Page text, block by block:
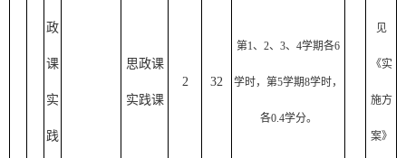
政
课
实
践
思政课
实践课
2 32
第1、2、3、4学期各6
学时，第5学期8学时，
各0.4学分。
见
《实
施方
案》